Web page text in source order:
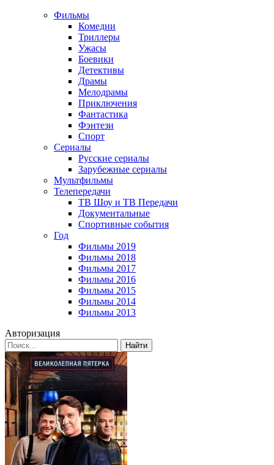
Фильмы
Комедии
Триллеры
Ужасы
Боевики
Детективы
Драмы
Мелодрамы
Приключения
Фантастика
Фэнтези
Спорт
Сериалы
Русские сериалы
Зарубежные сериалы
Мультфильмы
Телепередачи
ТВ Шоу и ТВ Передачи
Документальные
Спортивные события
Год
Фильмы 2019
Фильмы 2018
Фильмы 2017
Фильмы 2016
Фильмы 2015
Фильмы 2014
Фильмы 2013
Авторизация
Найти